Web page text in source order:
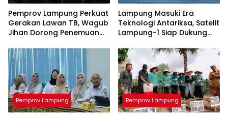
Pemprov Lampung Perkuat
Gerakan Lawan TB, Wagub
Jihan Dorong Penemuan
Tuntas
Lampung Masuki Era
Teknologi Antariksa, Satelit
Lampung-1 Siap Dukung
Pemprov Lampung Pemprov Lampung